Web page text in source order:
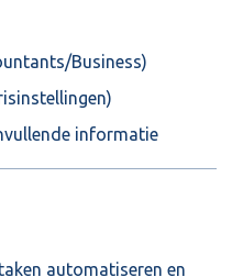
Business)
informatie
automatiseren en